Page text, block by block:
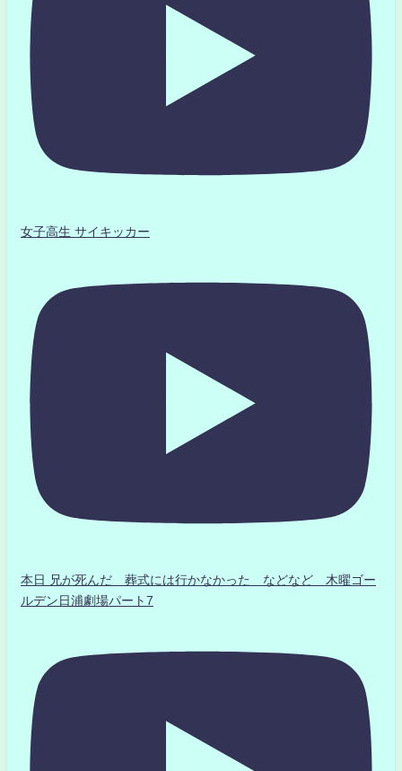
女子高生 サイキッカー
本日 兄が死んだ 葬式には行かなかった などなど 木曜ゴー
ルデン日浦劇場パート7